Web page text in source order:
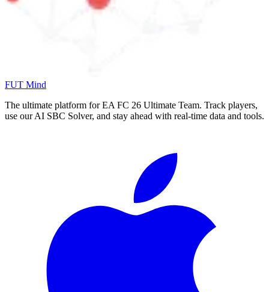
FUT Mind
The ultimate platform for EA FC 26 Ultimate Team. Track players,
use our AI SBC Solver, and stay ahead with real-time data and tools.